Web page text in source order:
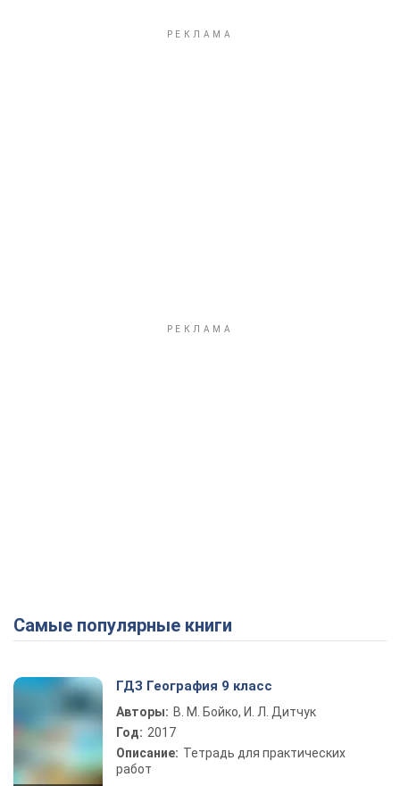
Самые популярные книги
ГДЗ География 9 класс
Авторы: В. М. Бойко, И. Л. Дитчук
Год: 2017
Описание: Тетрадь для практических
работ